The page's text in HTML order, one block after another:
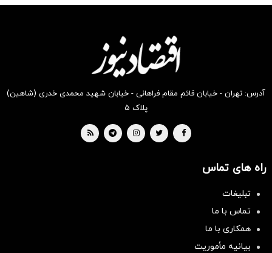
بخر !
بخر !
آدرس: تهران - خیابان قائم مقام فراهانی - خیابان شهید محمدی خدری (شاهین)
پلاک ۵
راه های تماس
تبلیغات
تماس با ما
همکاری با ما
بیانیه مأموریت